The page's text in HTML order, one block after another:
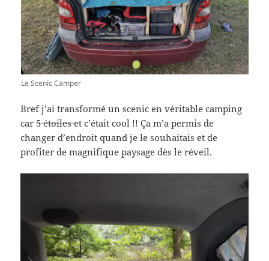
Le Scenic Camper
Bref j’ai transformé un scenic en véritable camping
car5 étoileset c’était cool !! Ça m’a permis de
changer d’endroit quand je le souhaitais et de
profiter de magnifique paysage dès le réveil.